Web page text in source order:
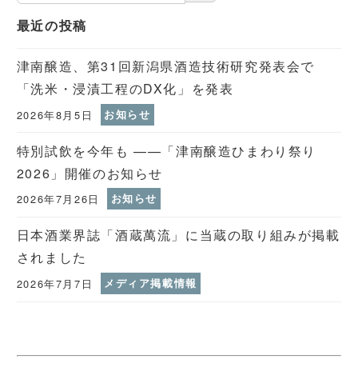
最近の投稿
津南醸造、第31回新潟県酒造技術研究発表会で
「洗米・浸漬工程のDX化」を発表
2026年8月5日 お知らせ
特別試飲を今年も ——「津南醸造ひまわり祭り
2026」開催のお知らせ
2026年7月26日 お知らせ
日本酒業界誌「酒蔵萬流」に当蔵の取り組みが掲載
されました
2026年7月7日 メディア掲載情報